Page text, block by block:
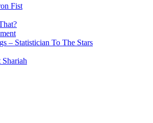
Fist
– Statistician To The Stars